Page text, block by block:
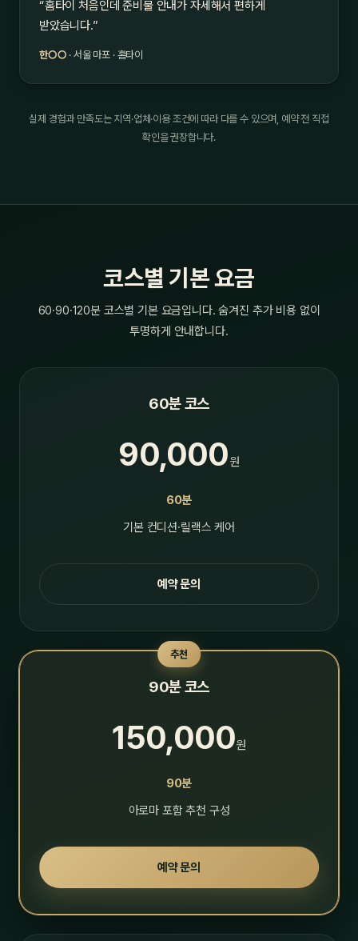
“홈타이 처음인데 준비물 안내가 자세해서 편하게
받았습니다.”
한○○ · 서울 마포 · 홈타이
실제 경험과 만족도는 지역·업체·이용 조건에 따라 다를 수 있으며, 예약 전 직접
확인을 권장합니다.
코스별 기본 요금
60·90·120분 코스별 기본 요금입니다. 숨겨진 추가 비용 없이
투명하게 안내합니다.
60분 코스
90,000원
60분
기본 컨디션·릴랙스 케어
예약 문의
추천
90분 코스
150,000원
90분
아로마 포함 추천 구성
예약 문의